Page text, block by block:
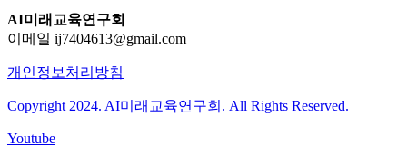
AI미래교육연구회
이메일 ij7404613@gmail.com
개인정보처리방침
Copyright 2024. AI미래교육연구회. All Rights Reserved.
Youtube